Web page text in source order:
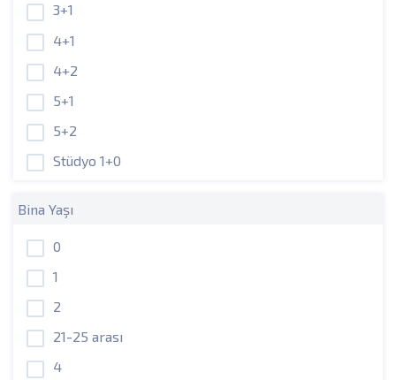
3+1
4+1
4+2
5+1
5+2
Stüdyo 1+0
Bina Yaşı
0
1
2
21-25 arası
4